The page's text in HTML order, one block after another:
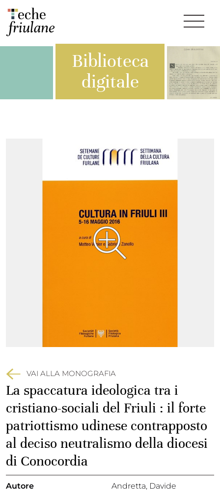
Biblioteca
digitale
VAI ALLA MONOGRAFIA
La spaccatura ideologica tra i
cristiano-sociali del Friuli : il forte
patriottismo udinese contrapposto
al deciso neutralismo della diocesi
di Conocordia
Autore
Andretta, Davide